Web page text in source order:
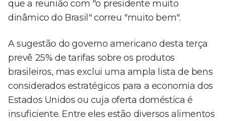
que a reunião com "o presidente muito
dinâmico do Brasil" correu "muito bem".
A sugestão do governo americano desta terça
prevê 25% de tarifas sobre os produtos
brasileiros, mas exclui uma ampla lista de bens
considerados estratégicos para a economia dos
Estados Unidos ou cuja oferta doméstica é
insuficiente. Entre eles estão diversos alimentos